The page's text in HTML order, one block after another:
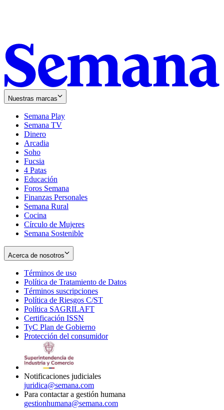
Nuestras marcas
Semana Play
Semana TV
Dinero
Arcadia
Soho
in
new
window
Fucsia
in
new
window
4 Patas
Educación
Foros Semana
Finanzas Personales
Semana Rural
Cocina
Círculo de Mujeres
Semana Sostenible
Acerca de nosotros
Términos de uso
in
new
window
Política de Tratamiento de Datos
Términos suscripciones
in
Política de Riesgos C/ST
Política SAGRILAFT
new
window
Certificación ISSN
in
new
TyC Plan de Gobierno
in
Protección del consumidorOpens
Notificaciones judiciales
juridica@semana.com
Para contactar a gestión humana
gestionhumana@semana.com